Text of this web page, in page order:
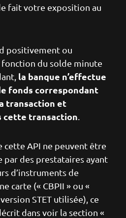
fait votre exposition au
positivement ou
du solde minute
la banque n’effectue
fonds correspondant
transaction et
cette transaction
cette API ne peuvent être
par des prestataires ayant
d’instruments de
carte (« CBPII » ou «
STET utilisée), ce
dans voir la section «